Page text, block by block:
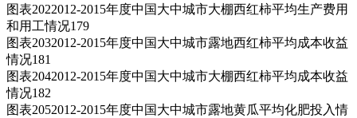
图表2022012-2015年度中国大中城市大棚西红柿平均生产费用
和用工情况179
图表2032012-2015年度中国大中城市露地西红柿平均成本收益
情况181
图表2042012-2015年度中国大中城市大棚西红柿平均成本收益
情况182
图表2052012-2015年度中国大中城市露地黄瓜平均化肥投入情